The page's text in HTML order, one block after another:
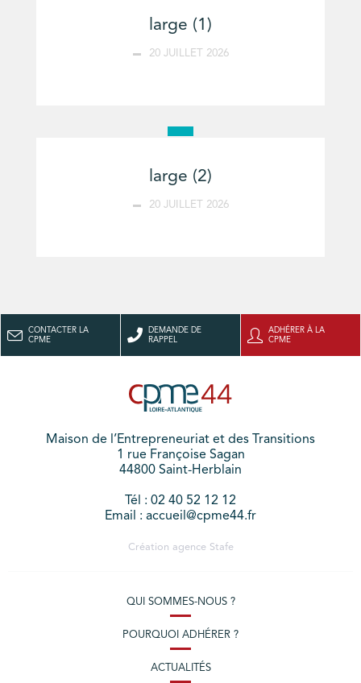
large (1)
20 JUILLET 2026
large (2)
20 JUILLET 2026
CONTACTER LA
CPME
DEMANDE DE
RAPPEL
ADHÉRER À LA
CPME
Maison de l’Entrepreneuriat et des Transitions
1 rue Françoise Sagan
44800 Saint-Herblain
Tél : 02 40 52 12 12
Email : accueil@cpme44.fr
Création agence Stafe
QUI SOMMES-NOUS ?
POURQUOI ADHÉRER ?
ACTUALITÉS